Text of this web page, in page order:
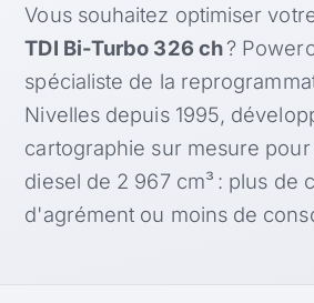
Vous souhaitez optimiser
TDI Bi-Turbo 326 ch?
spécialiste de la
Nivelles depuis 1995,
cartographie sur mesure
diesel de 2 967 cm³ : plus de
d'agrément ou moins de